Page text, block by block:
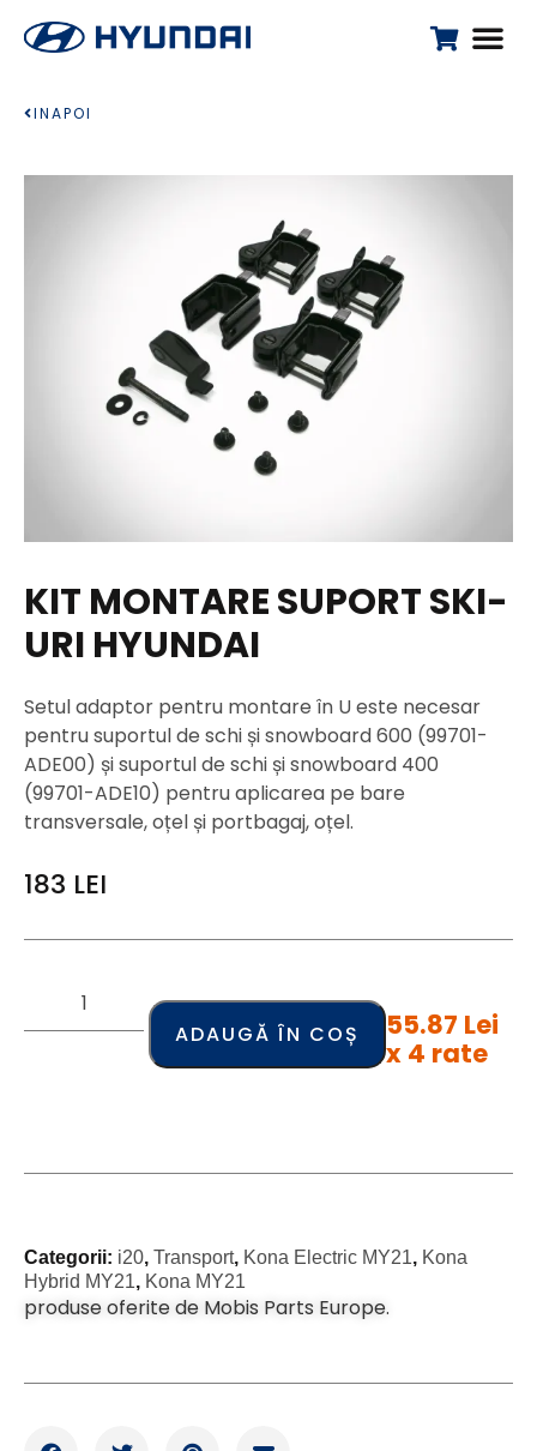
INAPOI
KIT MONTARE SUPORT SKI-
URI HYUNDAI
Setul adaptor pentru montare în U este necesar
pentru suportul de schi și snowboard 600 (99701-
ADE00) și suportul de schi și snowboard 400
(99701-ADE10) pentru aplicarea pe bare
transversale, oțel și portbagaj, oțel.
183 LEI
ADAUGĂ ÎN COȘ
55.87 Lei
x 4 rate
Categorii: i20, Transport, Kona Electric MY21, Kona
Hybrid MY21, Kona MY21
produse oferite de Mobis Parts Europe.